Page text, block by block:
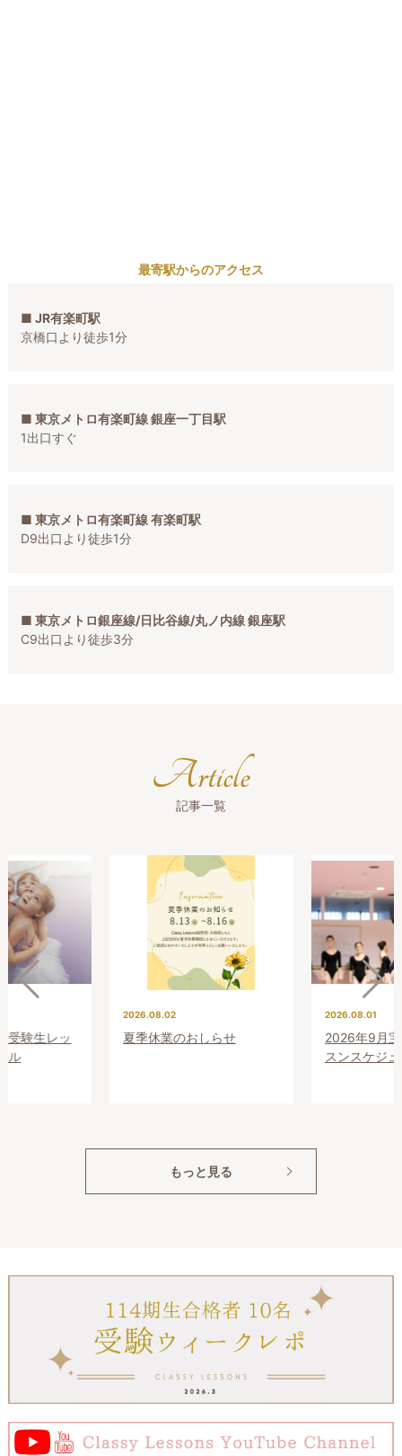
最寄駅からのアクセス
■ JR有楽町駅
京橋口より徒歩1分
■ 東京メトロ有楽町線 銀座一丁目駅
1出口すぐ
■ 東京メトロ有楽町線 有楽町駅
D9出口より徒歩1分
■ 東京メトロ銀座線/日比谷線/丸ノ内線 銀座駅
C9出口より徒歩3分
Article
記事一覧
受験生レッ
ル
2026.08.02
夏季休業のおしらせ
2026.08.01
2026年9月
スンスケジ
もっと見る